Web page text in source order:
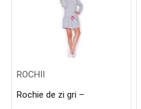
ROCHII
Rochie de zi gri –